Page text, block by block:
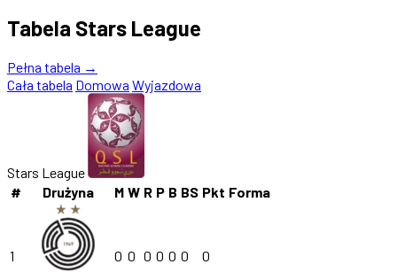
Tabela Stars League
Pełna tabela →
Cała tabela Domowa Wyjazdowa
Stars League
#
Drużyna M W R P B BS Pkt Forma
1 0 0 0 0 0 0 0